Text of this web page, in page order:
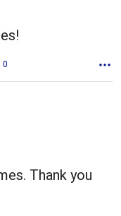
0
Thank you